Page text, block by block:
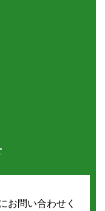
お問い合わせく